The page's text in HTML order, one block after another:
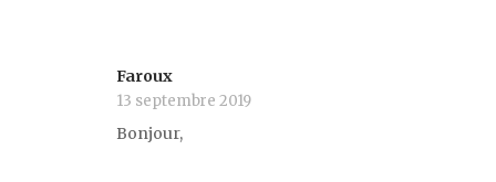
Faroux
13 septembre 2019
Bonjour,